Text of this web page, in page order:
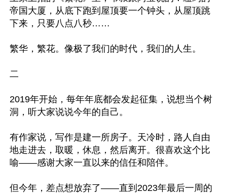
帝国大厦，从底下跑到屋顶要一个钟头，从屋顶跳
下来，只要八点八秒……
繁华，繁花。像极了我们的时代，我们的人生。
二
2019年开始，每年年底都会发起征集，说想当个树
洞，听大家说说今年的自己。
有作家说，写作是建一所房子。天冷时，路人自由
地走进去，取暖，休息，然后离开。很喜欢这个比
喻——感谢大家一直以来的信任和陪伴。
但今年，差点想放弃了——直到2023年最后一周的